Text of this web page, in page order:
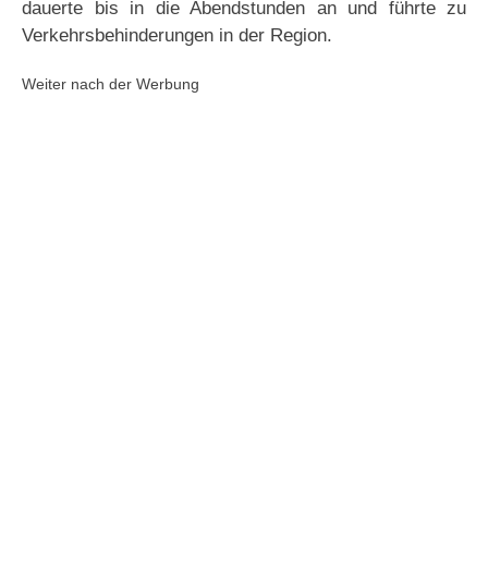
dauerte bis in die Abendstunden an und führte zu
Verkehrsbehinderungen in der Region.
Weiter nach der Werbung